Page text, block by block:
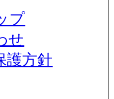
プ
せ
護方針